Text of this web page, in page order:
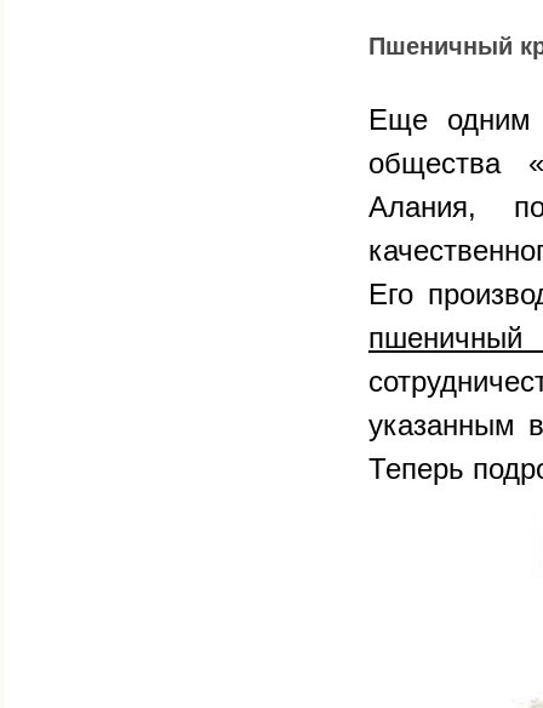
Пшеничный
Еще одним
общества
Алания,
Его
пшеничный
указанным
Теперь